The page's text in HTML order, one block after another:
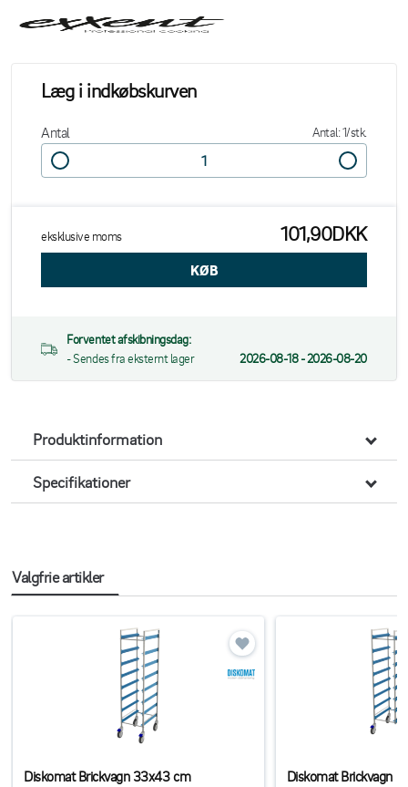
Læg i indkøbskurven
Antal Antal: 1/stk.
eksklusive moms 101,90DKK
Forventet afskibningsdag:
- Sendes fra eksternt lager
2026-08-18 - 2026-08-20
Produktinformation
Specifikationer
Valgfrie artikler
Diskomat Brickvagn 33x43 cm Diskomat Brickvagn